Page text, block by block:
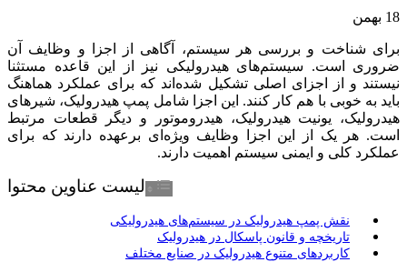
18 بهمن
برای شناخت و بررسی هر سیستم، آگاهی از اجزا و وظایف آن
ضروری است. سیستم‌های هیدرولیکی نیز از این قاعده مستثنا
نیستند و از اجزای اصلی تشکیل شده‌اند که برای عملکرد هماهنگ
باید به خوبی با هم کار کنند. این اجزا شامل پمپ هیدرولیک، شیرهای
هیدرولیک، یونیت هیدرولیک، هیدروموتور و دیگر قطعات مرتبط
است. هر یک از این اجزا وظایف ویژه‌ای برعهده دارند که برای
عملکرد کلی و ایمنی سیستم اهمیت دارند.
لیست عناوین محتوا
نقش پمپ هیدرولیک در سیستم‌های هیدرولیکی
تاریخچه و قانون پاسکال در هیدرولیک
کاربردهای متنوع هیدرولیک در صنایع مختلف